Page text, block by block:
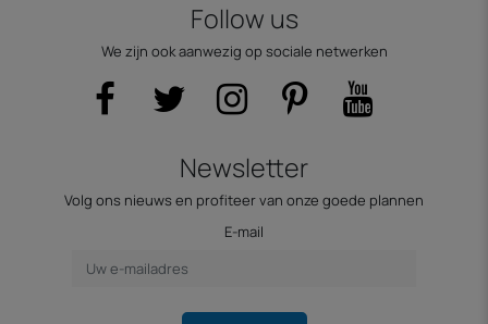
Follow us
We zijn ook aanwezig op sociale netwerken
Newsletter
Volg ons nieuws en profiteer van onze goede plannen
E-mail